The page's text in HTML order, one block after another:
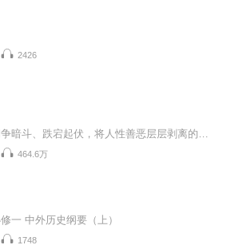
2426
464.6万
一 中外历史纲要（上）
1748